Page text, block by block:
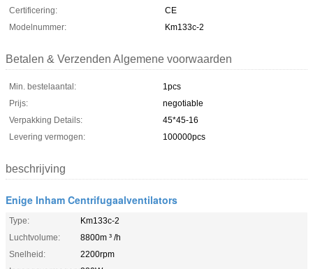
Certificering:
CE
Modelnummer:
Km133c-2
Betalen & Verzenden Algemene voorwaarden
Min. bestelaantal:
1pcs
Prijs:
negotiable
Verpakking Details:
45*45-16
Levering vermogen:
100000pcs
beschrijving
Enige Inham Centrifugaalventilators
Type:
Km133c-2
Luchtvolume:
8800m ³ /h
Snelheid:
2200rpm